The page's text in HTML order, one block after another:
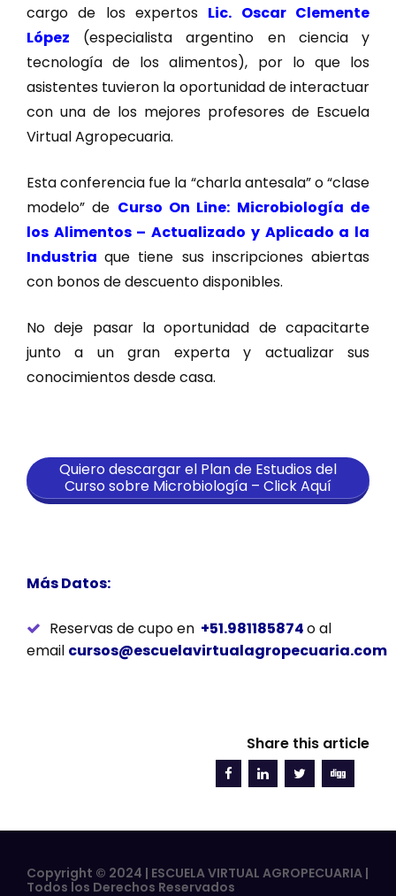
cargo de los expertos Lic. Oscar Clemente
López (especialista argentino en ciencia y
tecnología de los alimentos), por lo que los
asistentes tuvieron la oportunidad de interactuar
con una de los mejores profesores de Escuela
Virtual Agropecuaria.
Esta conferencia fue la “charla antesala” o “clase
modelo” de Curso On Line: Microbiología de
los Alimentos – Actualizado y Aplicado a la
Industria que tiene sus inscripciones abiertas
con bonos de descuento disponibles.
No deje pasar la oportunidad de capacitarte
junto a un gran experta y actualizar sus
conocimientos desde casa.
Quiero descargar el Plan de Estudios del
Curso sobre Microbiología – Click Aquí
Más Datos:
Reservas de cupo en +51.981185874o al
email cursos@escuelavirtualagropecuaria.com
Share this article
Copyright © 2024 | ESCUELA VIRTUAL AGROPECUARIA |
Todos los Derechos Reservados